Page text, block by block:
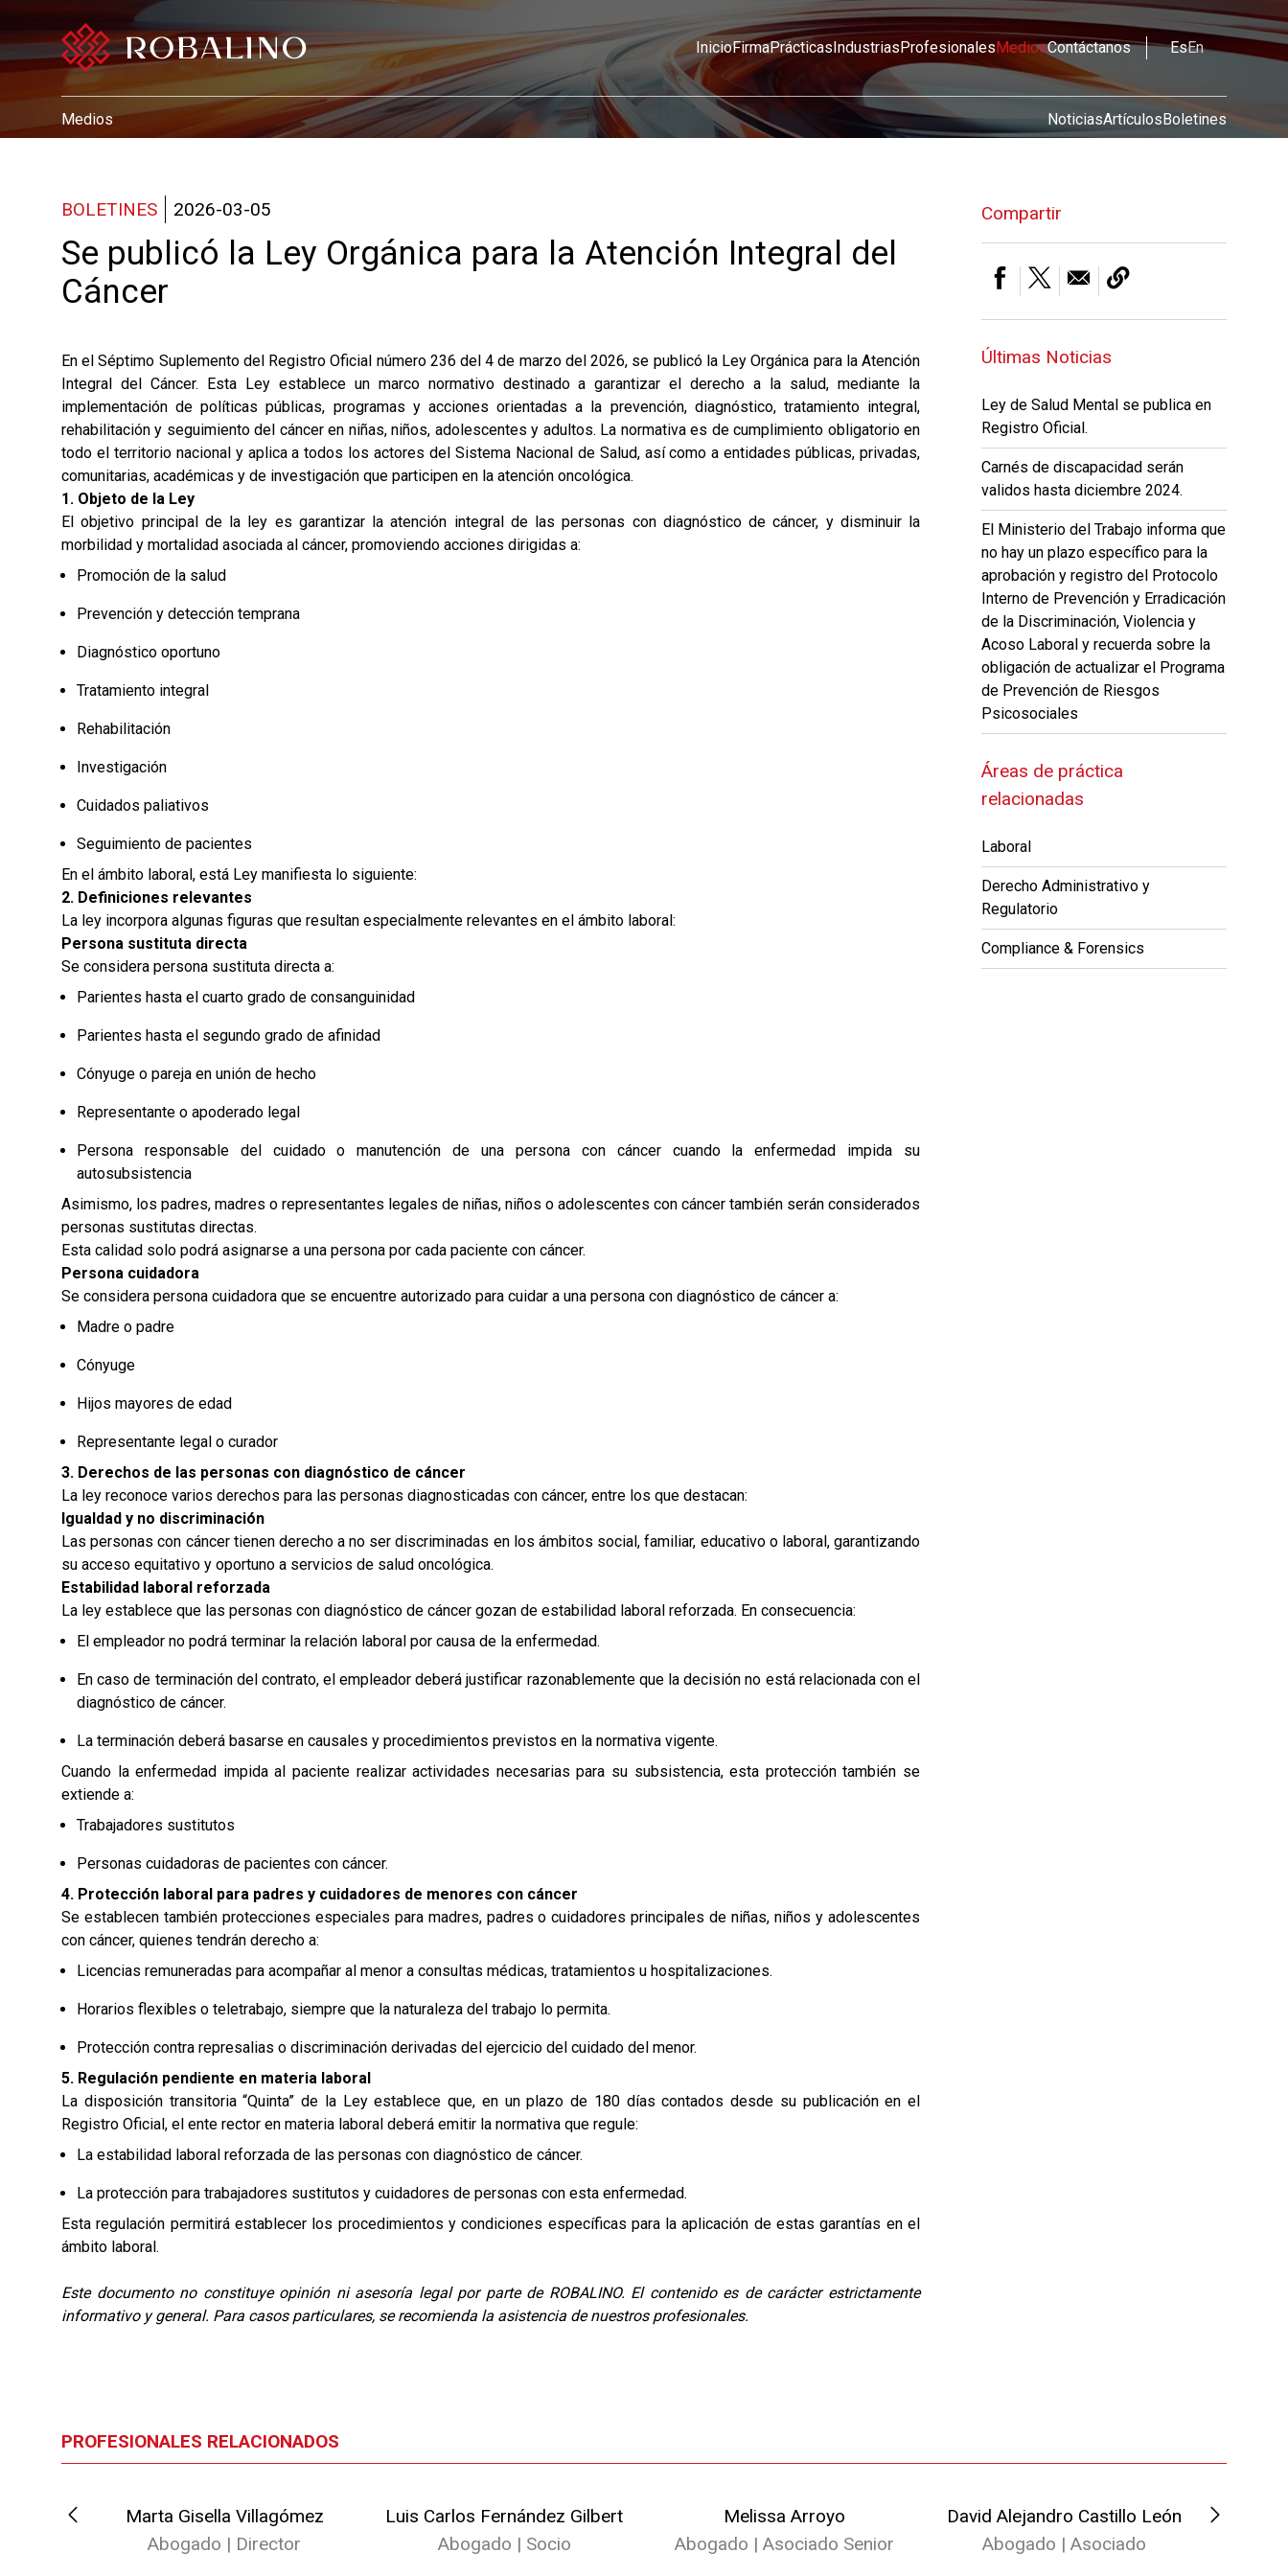
InicioFirmaPrácticasIndustriasProfesionalesMediosContáctanos EsEn
Medios NoticiasArtículosBoletines
BOLETINES 2026-03-05
Se publicó la Ley Orgánica para la Atención Integral del
Cáncer
En el Séptimo Suplemento del Registro Oficial número 236 del 4 de marzo del 2026, se publicó la Ley Orgánica para la Atención
Integral del Cáncer. Esta Ley establece un marco normativo destinado a garantizar el derecho a la salud, mediante la
implementación de políticas públicas, programas y acciones orientadas a la prevención, diagnóstico, tratamiento integral,
rehabilitación y seguimiento del cáncer en niñas, niños, adolescentes y adultos. La normativa es de cumplimiento obligatorio en
todo el territorio nacional y aplica a todos los actores del Sistema Nacional de Salud, así como a entidades públicas, privadas,
comunitarias, académicas y de investigación que participen en la atención oncológica.
1. Objeto de la Ley
El objetivo principal de la ley es garantizar la atención integral de las personas con diagnóstico de cáncer, y disminuir la
morbilidad y mortalidad asociada al cáncer, promoviendo acciones dirigidas a:
Promoción de la salud
Prevención y detección temprana
Diagnóstico oportuno
Tratamiento integral
Rehabilitación
Investigación
Cuidados paliativos
Seguimiento de pacientes
En el ámbito laboral, está Ley manifiesta lo siguiente:
2. Definiciones relevantes
La ley incorpora algunas figuras que resultan especialmente relevantes en el ámbito laboral:
Persona sustituta directa
Se considera persona sustituta directa a:
Parientes hasta el cuarto grado de consanguinidad
Parientes hasta el segundo grado de afinidad
Cónyuge o pareja en unión de hecho
Representante o apoderado legal
Persona responsable del cuidado o manutención de una persona con cáncer cuando la enfermedad impida su
autosubsistencia
Asimismo, los padres, madres o representantes legales de niñas, niños o adolescentes con cáncer también serán considerados
personas sustitutas directas.
Esta calidad solo podrá asignarse a una persona por cada paciente con cáncer.
Persona cuidadora
Se considera persona cuidadora que se encuentre autorizado para cuidar a una persona con diagnóstico de cáncer a:
Madre o padre
Cónyuge
Hijos mayores de edad
Representante legal o curador
3. Derechos de las personas con diagnóstico de cáncer
La ley reconoce varios derechos para las personas diagnosticadas con cáncer, entre los que destacan:
Igualdad y no discriminación
Las personas con cáncer tienen derecho a no ser discriminadas en los ámbitos social, familiar, educativo o laboral, garantizando
su acceso equitativo y oportuno a servicios de salud oncológica.
Estabilidad laboral reforzada
La ley establece que las personas con diagnóstico de cáncer gozan de estabilidad laboral reforzada. En consecuencia:
El empleador no podrá terminar la relación laboral por causa de la enfermedad.
En caso de terminación del contrato, el empleador deberá justificar razonablemente que la decisión no está relacionada con el
diagnóstico de cáncer.
La terminación deberá basarse en causales y procedimientos previstos en la normativa vigente.
Cuando la enfermedad impida al paciente realizar actividades necesarias para su subsistencia, esta protección también se
extiende a:
Trabajadores sustitutos
Personas cuidadoras de pacientes con cáncer.
4. Protección laboral para padres y cuidadores de menores con cáncer
Se establecen también protecciones especiales para madres, padres o cuidadores principales de niñas, niños y adolescentes
con cáncer, quienes tendrán derecho a:
Licencias remuneradas para acompañar al menor a consultas médicas, tratamientos u hospitalizaciones.
Horarios flexibles o teletrabajo, siempre que la naturaleza del trabajo lo permita.
Protección contra represalias o discriminación derivadas del ejercicio del cuidado del menor.
5. Regulación pendiente en materia laboral
La disposición transitoria “Quinta” de la Ley establece que, en un plazo de 180 días contados desde su publicación en el
Registro Oficial, el ente rector en materia laboral deberá emitir la normativa que regule:
La estabilidad laboral reforzada de las personas con diagnóstico de cáncer.
La protección para trabajadores sustitutos y cuidadores de personas con esta enfermedad.
Esta regulación permitirá establecer los procedimientos y condiciones específicas para la aplicación de estas garantías en el
ámbito laboral.
Este documento no constituye opinión ni asesoría legal por parte de ROBALINO. El contenido es de carácter estrictamente
informativo y general. Para casos particulares, se recomienda la asistencia de nuestros profesionales.
Compartir
Últimas Noticias
Ley de Salud Mental se publica en
Registro Oficial.
Carnés de discapacidad serán
validos hasta diciembre 2024.
El Ministerio del Trabajo informa que
no hay un plazo específico para la
aprobación y registro del Protocolo
Interno de Prevención y Erradicación
de la Discriminación, Violencia y
Acoso Laboral y recuerda sobre la
obligación de actualizar el Programa
de Prevención de Riesgos
Psicosociales
Áreas de práctica
relacionadas
Laboral
Derecho Administrativo y
Regulatorio
Compliance & Forensics
PROFESIONALES RELACIONADOS
Marta Gisella Villagómez
Abogado | Director
Luis Carlos Fernández Gilbert
Abogado | Socio
Melissa Arroyo
Abogado | Asociado Senior
David Alejandro Castillo León
Abogado | Asociado